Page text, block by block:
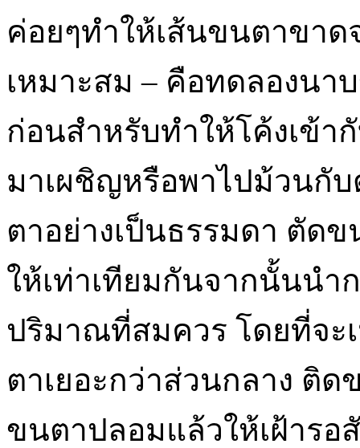
ค่อยๆทำให้เส้นขนตาขา
เหมาะสม – คือทดลองน
ก่อนสำหรับทำให้โค้งเข้า
มาเผชิญหรือพาไปม้วนกั
ตาอย่างเป็นธรรมดา ตัด
ให้เท่าเทียมกันจากนั้นน
ปริมาณที่สมควร โดยที่จะ
ตาเยอะกว่าส่วนกลาง ติ
ขนตาปลอมแล้วให้เฝ้ารอ